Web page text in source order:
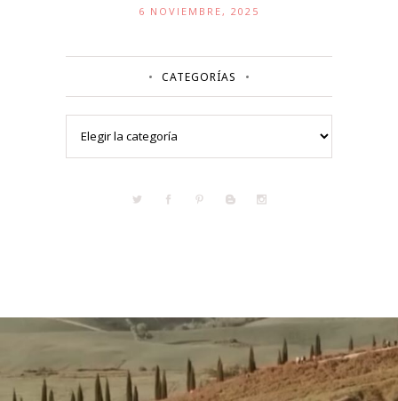
6 NOVIEMBRE, 2025
CATEGORÍAS